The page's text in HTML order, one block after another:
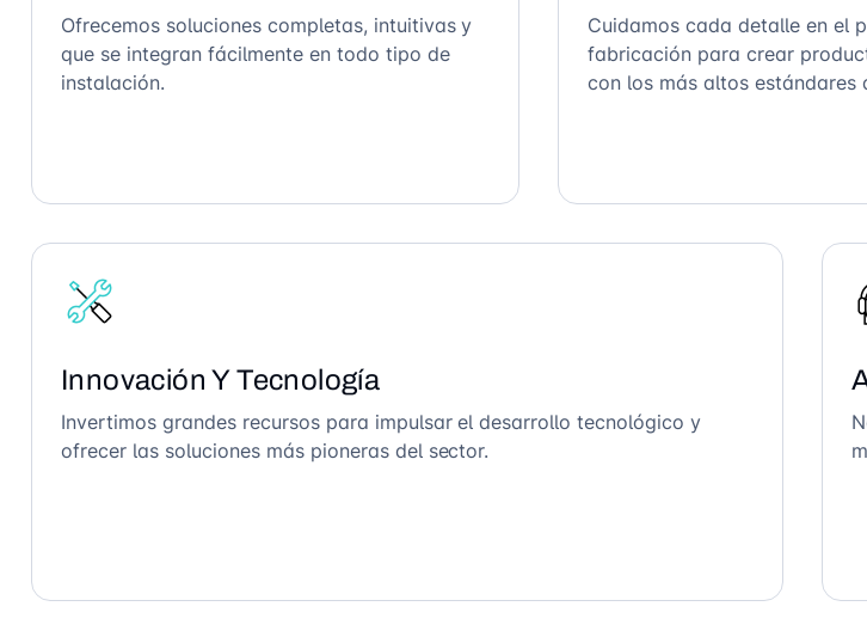
Ofrecemos soluciones completas, intuitivas y
que se integran fácilmente en todo tipo de
instalación.
Cuidamos cada detalle en el
fabricación para crear
con los más altos estándares
Innovación Y Tecnología
Invertimos grandes recursos para impulsar el desarrollo tecnológico y
ofrecer las soluciones más pioneras del sector.